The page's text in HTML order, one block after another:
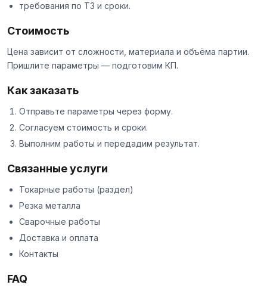
требования по ТЗ и сроки.
Стоимость
Цена зависит от сложности, материала и объёма партии.
Пришлите параметры — подготовим КП.
Как заказать
Отправьте параметры через форму.
Согласуем стоимость и сроки.
Выполним работы и передадим результат.
Связанные услуги
Токарные работы (раздел)
Резка металла
Сварочные работы
Доставка и оплата
Контакты
FAQ